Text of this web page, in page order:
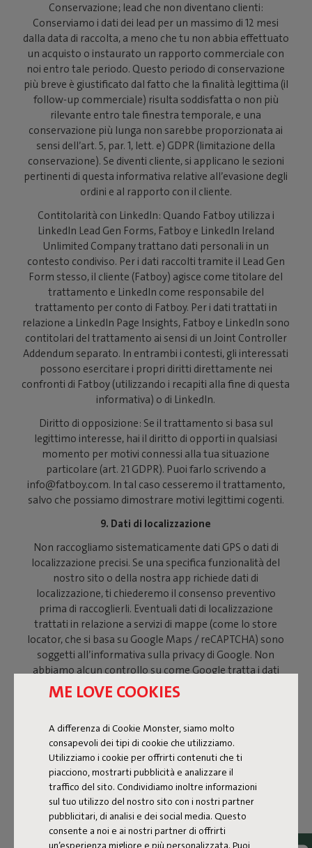
ME LOVE COOKIES
A differenza di Cookie Monster, siamo molto
consapevoli dei tipi di cookie che utilizziamo.
Utilizziamo i cookie per offrirti contenuti che ti
piacciono, mostrarti pubblicità e analizzare il
traffico del sito. Condividiamo inoltre informazioni
sul tuo utilizzo del nostro sito con i nostri partner
pubblicitari, di analisi e dei social media. Questo
consente a noi e ai nostri partner di offrirti
un’esperienza migliore e più personalizzata. Puoi
Conservazione; lead che non diventano clienti:
Conserviamo i dati dei lead per un massimo di 12 mesi
dalla data di raccolta, a meno che tu non abbia effettuato
un acquisto o instaurato un rapporto commerciale con
noi entro tale periodo. Questo periodo di conservazione
più breve è giustificato dal fatto che la finalità legittima (il
follow-up commerciale) risulta soddisfatta o non più
rilevante entro tale finestra temporale, e una
conservazione più lunga non sarebbe proporzionata ai
sensi dell’art. 5, par. 1, lett. e) GDPR (limitazione della
conservazione). Se diventi cliente, si applicano le sezioni
pertinenti di questa informativa relative all’evasione degli
ordini e al rapporto con il cliente.
Contitolarità con LinkedIn: Quando Fatboy utilizza i
LinkedIn Lead Gen Forms, Fatboy e LinkedIn Ireland
Unlimited Company trattano dati personali in un
contesto condiviso. Per i dati raccolti tramite il Lead Gen
Form stesso, il cliente (Fatboy) agisce come titolare del
trattamento e LinkedIn come responsabile del
trattamento per conto di Fatboy. Per i dati trattati in
relazione a LinkedIn Page Insights, Fatboy e LinkedIn sono
contitolari del trattamento ai sensi di un Joint Controller
Addendum separato. In entrambi i contesti, gli interessati
possono esercitare i propri diritti direttamente nei
confronti di Fatboy (utilizzando i recapiti alla fine di questa
informativa) o di LinkedIn.
Diritto di opposizione: Se il trattamento si basa sul
legittimo interesse, hai il diritto di opporti in qualsiasi
momento per motivi connessi alla tua situazione
particolare (art. 21 GDPR). Puoi farlo scrivendo a
info@fatboy.com. In tal caso cesseremo il trattamento,
salvo che possiamo dimostrare motivi legittimi cogenti.
9. Dati di localizzazione
Non raccogliamo sistematicamente dati GPS o dati di
localizzazione precisi. Se una specifica funzionalità del
nostro sito o della nostra app richiede dati di
localizzazione, ti chiederemo il consenso preventivo
prima di raccoglierli. Eventuali dati di localizzazione
trattati in relazione a servizi di mappe (come lo store
locator, che si basa su Google Maps / reCAPTCHA) sono
soggetti all’informativa sulla privacy di Google. Non
abbiamo alcun controllo su come Google tratta i dati
ricevuti in tale contesto; ti consigliamo di consultare
direttamente l’informativa sulla privacy di Google.
Base giuridica: consenso (art. 6, par. 1, lett. a) GDPR)
quando i dati di localizzazione vengono raccolti
attivamente. Per i dati trattati autonomamente da
Google in relazione al nostro store locator, Google agisce
come titolare del trattamento indipendente.
10. Pubblicità
Il nostro webshop può mostrare pubblicità mirata.